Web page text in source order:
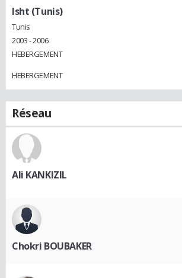
Isht (Tunis)
Tunis
2003 - 2006
HEBERGEMENT
HEBERGEMENT
Réseau
Ali KANKIZIL
Chokri BOUBAKER